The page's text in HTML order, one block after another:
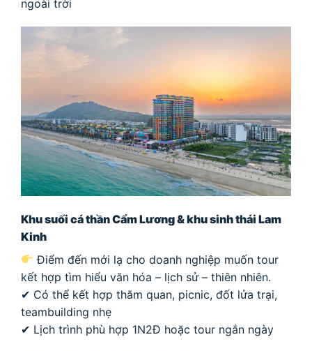
ngoài trời
Khu suối cá thần Cẩm Lương & khu sinh thái Lam
Kinh
Điểm đến mới lạ cho doanh nghiệp muốn tour
kết hợp tìm hiểu văn hóa – lịch sử – thiên nhiên.
✔ Có thể kết hợp thăm quan, picnic, đốt lửa trại,
teambuilding nhẹ
✔ Lịch trình phù hợp 1N2Đ hoặc tour ngắn ngày